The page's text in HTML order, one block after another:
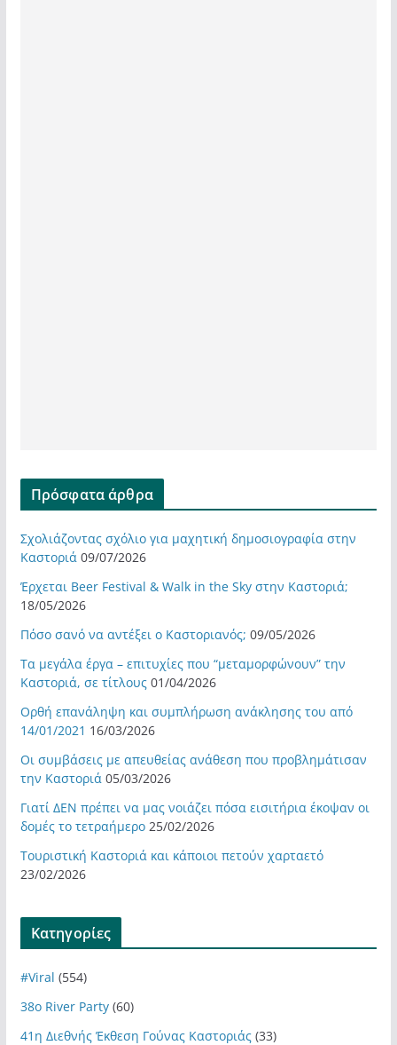
Πρόσφατα άρθρα
Σχολιάζοντας σχόλιο για μαχητική δημοσιογραφία στην
Καστοριά 09/07/2026
Έρχεται Beer Festival & Walk in the Sky στην Καστοριά;
18/05/2026
Πόσο σανό να αντέξει ο Καστοριανός; 09/05/2026
Τα μεγάλα έργα – επιτυχίες που “μεταμορφώνουν” την
Καστοριά, σε τίτλους 01/04/2026
Ορθή επανάληψη και συμπλήρωση ανάκλησης του από
14/01/2021 16/03/2026
Οι συμβάσεις με απευθείας ανάθεση που προβλημάτισαν
την Καστοριά 05/03/2026
Γιατί ΔΕΝ πρέπει να μας νοιάζει πόσα εισιτήρια έκοψαν οι
δομές το τετραήμερο 25/02/2026
Τουριστική Καστοριά και κάποιοι πετούν χαρταετό
23/02/2026
Kατηγορίες
#Viral (554)
38ο River Party(60)
41η Διεθνής Έκθεση Γούνας Καστοριάς(33)